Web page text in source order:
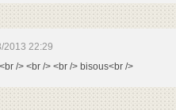
2013 22:29
/> <br /> <br /> bisous<br />